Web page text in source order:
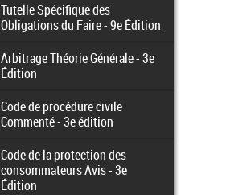
Tutelle Spécifique des
Obligations du Faire - 9e Édition
Arbitrage Théorie Générale - 3e
Édition
Code de procédure civile
Commenté - 3e édition
Code de la protection des
consommateurs Avis - 3e
Édition